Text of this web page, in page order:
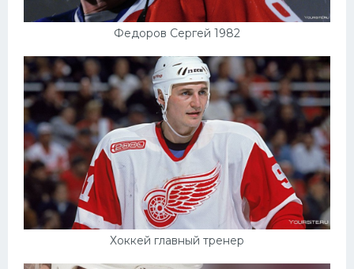
Федоров Сергей 1982
Хоккей главный тренер